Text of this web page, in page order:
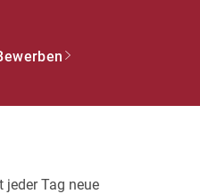
jeder Tag neue